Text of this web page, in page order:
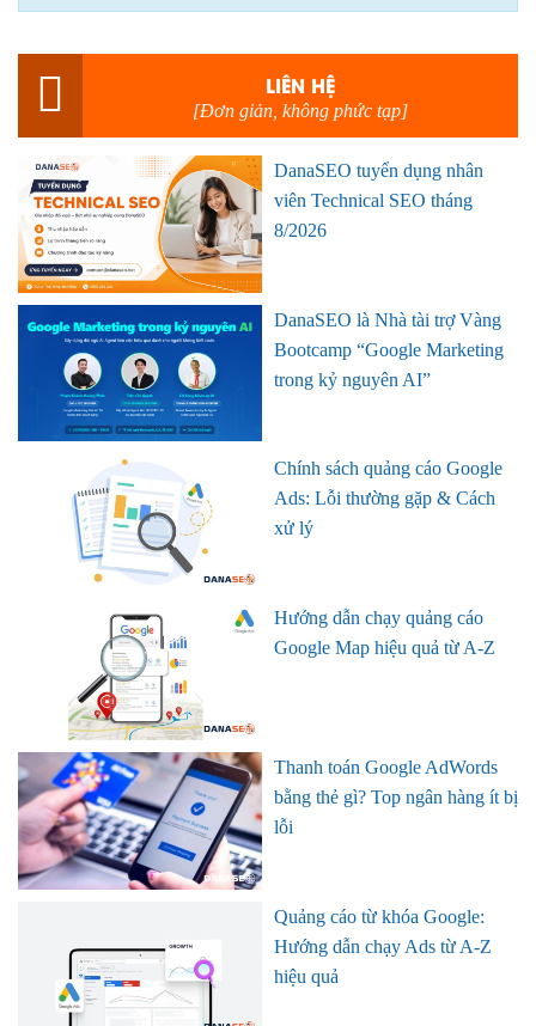
LIÊN HỆ
[Đơn giản, không phức tạp]
DanaSEO tuyển dụng nhân
viên Technical SEO tháng
8/2026
DanaSEO là Nhà tài trợ Vàng
Bootcamp “Google Marketing
trong kỷ nguyên AI”
Chính sách quảng cáo Google
Ads: Lỗi thường gặp & Cách
xử lý
Hướng dẫn chạy quảng cáo
Google Map hiệu quả từ A-Z
Thanh toán Google AdWords
bằng thẻ gì? Top ngân hàng ít bị
lỗi
Quảng cáo từ khóa Google:
Hướng dẫn chạy Ads từ A-Z
hiệu quả